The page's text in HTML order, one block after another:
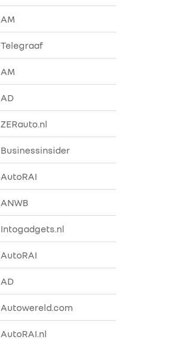
AM
Telegraaf
AM
AD
ZERauto.nl
Businessinsider
AutoRAI
ANWB
Intogadgets.nl
AutoRAI
AD
Autowereld.com
AutoRAI.nl